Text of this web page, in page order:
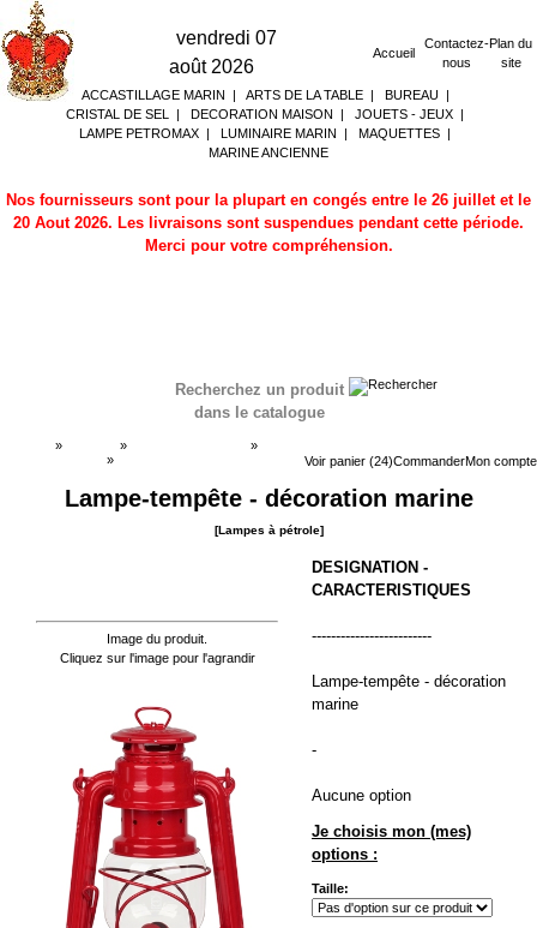
vendredi 07
août 2026
Accueil
Contactez-
nous
Plan du
site
ACCASTILLAGE MARIN | ARTS DE LA TABLE| BUREAU|
CRISTAL DE SEL
| DECORATION MAISON | JOUETS - JEUX |
LAMPE PETROMAX | LUMINAIRE MARIN | MAQUETTES |
MARINE ANCIENNE
Nos fournisseurs sont pour la plupart en congés entre le 26 juillet et le
20 Aout 2026. Les livraisons sont suspendues pendant cette période.
Merci pour votre compréhension.
Recherchez un produit
dans le catalogue
Voir panier (24)CommanderMon compte
» »
»
»
Lampe-tempête - décoration marine
[Lampes à pétrole]
Image du produit.
Cliquez sur l'image pour l'agrandir
DESIGNATION -
CARACTERISTIQUES
-------------------------
Lampe-tempête - décoration
marine
-
Aucune option
Je choisis mon (mes)
options :
Taille: